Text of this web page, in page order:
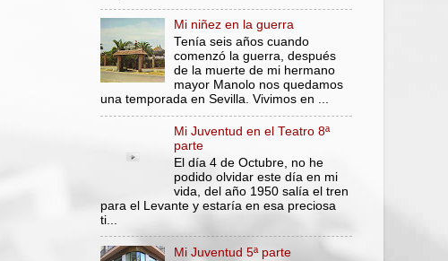
Mi niñez en la guerra
Tenía seis años cuando
comenzó la guerra, después
de la muerte de mi hermano
mayor Manolo nos quedamos
una temporada en Sevilla. Vivimos en ...
Mi Juventud en el Teatro 8ª
parte
El día 4 de Octubre, no he
podido olvidar este día en mi
vida, del año 1950 salía el tren
para el Levante y estaría en esa preciosa
ti...
Mi Juventud 5ª parte